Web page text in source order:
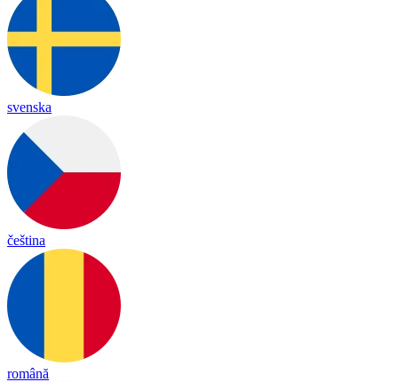
svenska
čeština
română